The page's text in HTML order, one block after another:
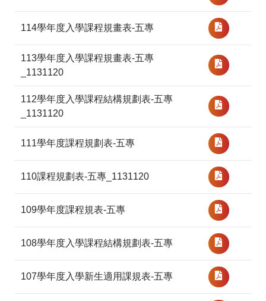
114學年度入學課程規畫表-五專
113學年度入學課程規畫表-五專
_1131120
112學年度入學課程結構規劃表-五專
_1131120
111學年度課程規劃表-五專
110課程規劃表-五專_1131120
109學年度課程規表-五專
108學年度入學課程結構規劃表-五專
107學年度入學新生適用課規表-五專